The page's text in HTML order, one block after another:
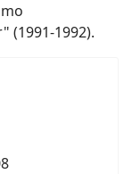
(1991-1992).